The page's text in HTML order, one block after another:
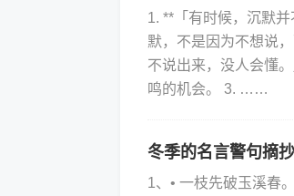
1. **「有时候，沉默
默，不是因为不想说
不说出来，没人会懂
鸣的机会。 3. ……
冬季的名言警句摘
1、• 一枝先破玉溪春